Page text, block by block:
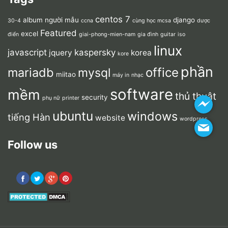
30-4 album người mẫu ccna centos 7 cùng học mcsa django dược
điển excel Featured giai-phong-mien-nam gia đình guitar iso
javascript jquery kaspersky kore korea linux
mariadb miitao mysql máy in nhạc office phần
mềm phụ nữ printer security software thủ thuật
tiếng Hàn ubuntu website windows wordpress
Follow us